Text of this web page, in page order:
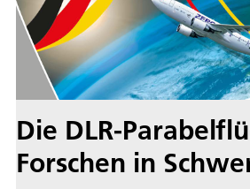
Die DLR-
Forschen in